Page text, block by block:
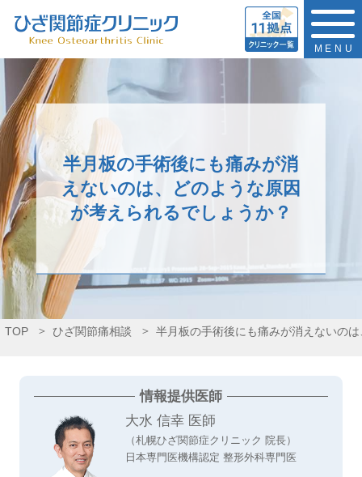
MENU
半月板の手術後にも痛みが消
えないのは、どのような原因
が考えられるでしょうか？
TOP ひざ関節痛相談 半月板の手術後にも痛みが消えないの
情報提供医師
大水 信幸 医師
（札幌ひざ関節症クリニック 院長）
日本専門医機構認定 整形外科専門医